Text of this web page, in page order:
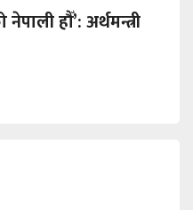
हौँ’: अर्थमन्त्री